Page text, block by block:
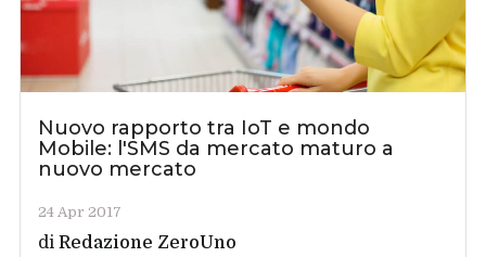
Nuovo rapporto tra IoT e mondo
Mobile: l'SMS da mercato maturo a
nuovo mercato
24 Apr 2017
diRedazione ZeroUno